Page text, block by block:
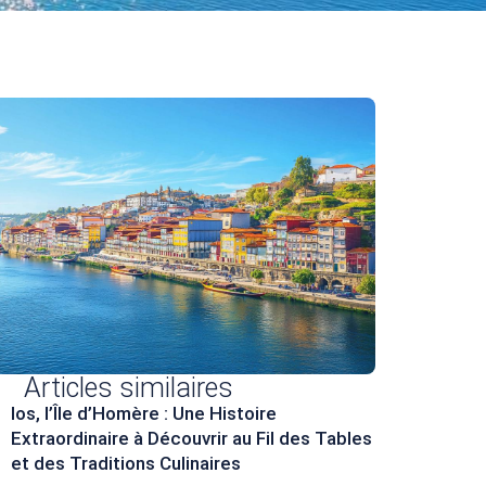
Articles similaires
Ios, l’Île d’Homère : Une Histoire
Extraordinaire à Découvrir au Fil des Tables
et des Traditions Culinaires